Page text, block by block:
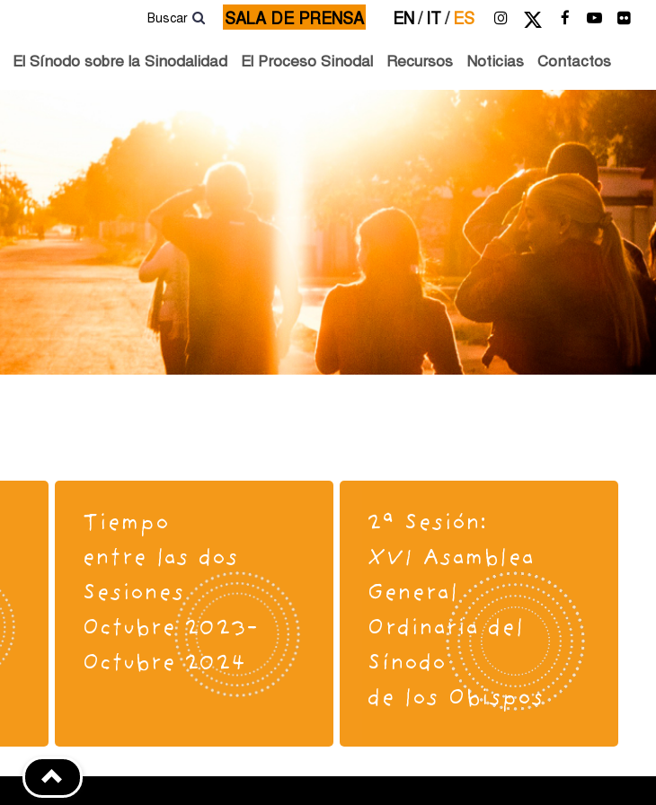
EN/ IT/ ES
SALA DE PRENSA
Buscar
El Sínodo sobre la Sinodalidad El Proceso Sinodal Recursos Noticias Contactos
Tiempo
entre las dos
Sesiones
Octubre 2023-
Octubre 2024
2ª Sesión:
XVI Asamblea
General
Ordinaria del
Sínodo
de los Obispos